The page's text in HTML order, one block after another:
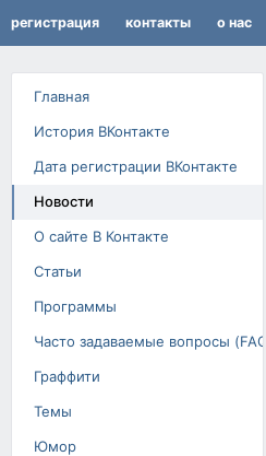
регистрация контакты о нас
Главная
История ВКонтакте
Дата регистрации ВКонтакте
Новости
О сайте В Контакте
Статьи
Программы
Часто задаваемые вопросы (FAQ)
Граффити
Темы
Юмор